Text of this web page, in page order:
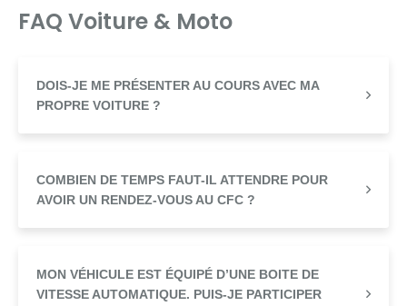
FAQ Voiture & Moto
DOIS-JE ME PRÉSENTER AU COURS AVEC MA
PROPRE VOITURE ?
COMBIEN DE TEMPS FAUT-IL ATTENDRE POUR
AVOIR UN RENDEZ-VOUS AU CFC ?
MON VÉHICULE EST ÉQUIPÉ D’UNE BOITE DE
VITESSE AUTOMATIQUE. PUIS-JE PARTICIPER